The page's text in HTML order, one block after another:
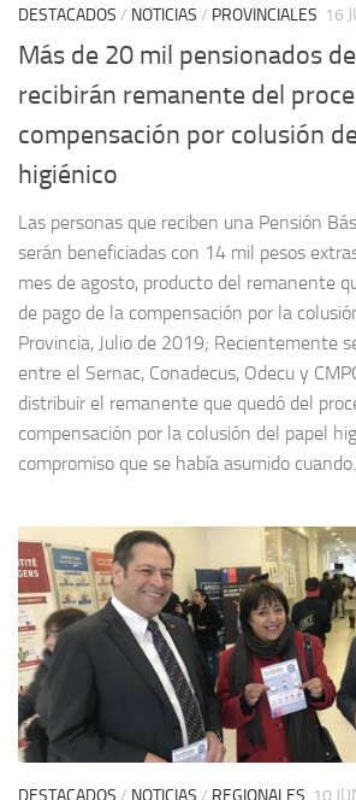
DESTACADOS / NOTICIAS / PROVINCIALES 16
Más de 20 mil pensionados
recibirán remanente del
compensación por colusión
higiénico
Las personas que reciben una Pensión
serán beneficiadas con 14 mil pesos
mes de agosto, producto del remanente
de pago de la compensación por la
Provincia, Julio de 2019; Recientemente
entre el Sernac, Conadecus, Odecu y
distribuir el remanente que quedó del
compensación por la colusión del papel
compromiso que se había asumido cuando...